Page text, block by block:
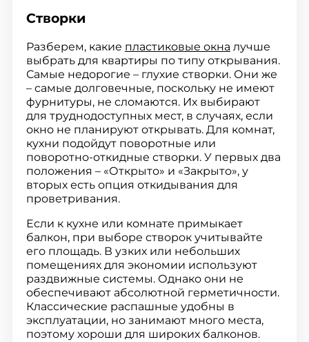
Створки
Разберем, какие пластиковые окна лучше
выбрать для квартиры по типу открывания.
Самые недорогие – глухие створки. Они же
– самые долговечные, поскольку не имеют
фурнитуры, не сломаются. Их выбирают
для труднодоступных мест, в случаях, если
окно не планируют открывать. Для комнат,
кухни подойдут поворотные или
поворотно-откидные створки. У первых два
положения – «Открыто» и «Закрыто», у
вторых есть опция откидывания для
проветривания.
Если к кухне или комнате примыкает
балкон, при выборе створок учитывайте
его площадь. В узких или небольших
помещениях для экономии используют
раздвижные системы. Однако они не
обеспечивают абсолютной герметичности.
Классические распашные удобны в
эксплуатации, но занимают много места,
поэтому хороши для широких балконов.